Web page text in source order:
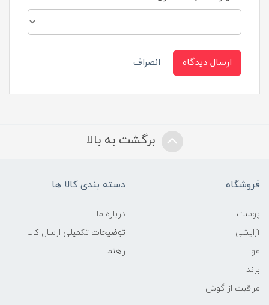
ارسال دیدگاه انصراف
برگشت به بالا
فروشگاه
پوست
آرایشی
مو
برند
مراقبت از گوش
دسته بندی کالا ها
درباره ما
توضیحات تکمیلی ارسال کالا
راهنما